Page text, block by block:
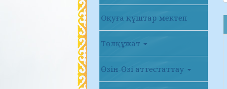
Оқуға құштар мектеп
Төлқұжат
Өзін-Өзі аттестаттау